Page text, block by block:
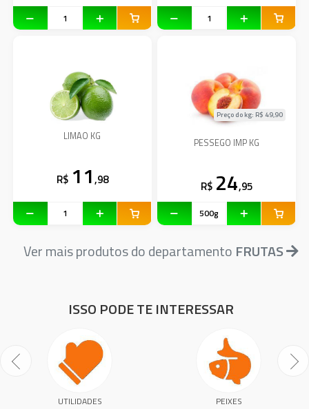
LIMAO KG
R$ 11,98
PESSEGO IMP KG
Preço do kg: R$ 49,90
R$ 24,95
Ver mais produtos do departamento FRUTAS
ISSO PODE TE INTERESSAR
UTILIDADES PEIXES